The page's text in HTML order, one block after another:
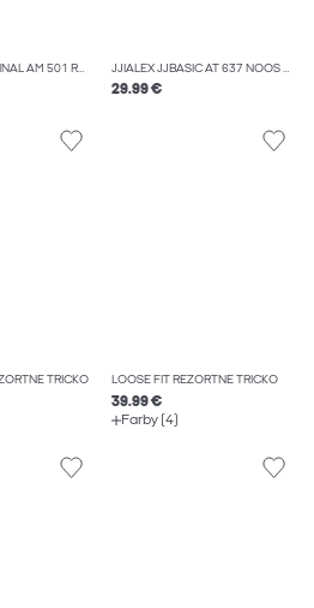
JJITOBY JJORIGINAL AM 501 ROZŠÍRENÉ DŽÍNSY JJIALEX JJBASIC AT 637 NOOS DŽÍNSY BAGGY FIT
29.99 €
TRIČKO LOOSE FIT REZORTNÉ TRIČKO
39.99 €
Farby (4)